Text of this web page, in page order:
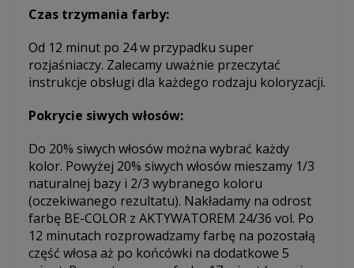
Czas trzymania farby:
Od 12 minut po 24 w przypadku super
rozjaśniaczy. Zalecamy uważnie przeczytać
instrukcje obsługi dla każdego rodzaju koloryzacji.
Pokrycie siwych włosów:
Do 20% siwych włosów można wybrać każdy
kolor. Powyżej 20% siwych włosów mieszamy 1/3
naturalnej bazy i 2/3 wybranego koloru
(oczekiwanego rezultatu). Nakładamy na odrost
farbę BE-COLOR z AKTYWATOREM 24/36 vol. Po
12 minutach rozprowadzamy farbę na pozostałą
część włosa aż po końcówki na dodatkowe 5